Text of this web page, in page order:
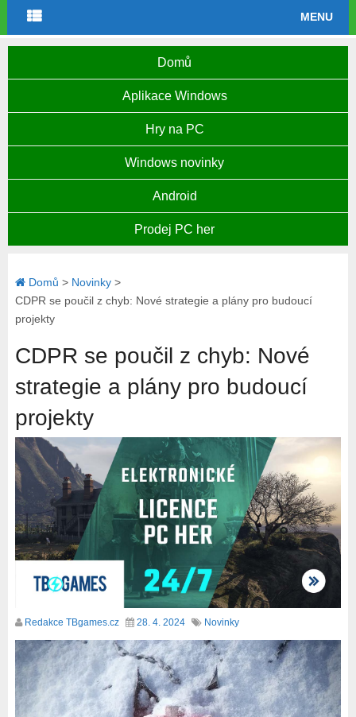
MENU
Domů
Aplikace Windows
Hry na PC
Windows novinky
Android
Prodej PC her
Domů > Novinky>
CDPR se poučil z chyb: Nové strategie a plány pro budoucí
projekty
CDPR se poučil z chyb: Nové
strategie a plány pro budoucí
projekty
Redakce TBgames.cz 28. 4. 2024 Novinky